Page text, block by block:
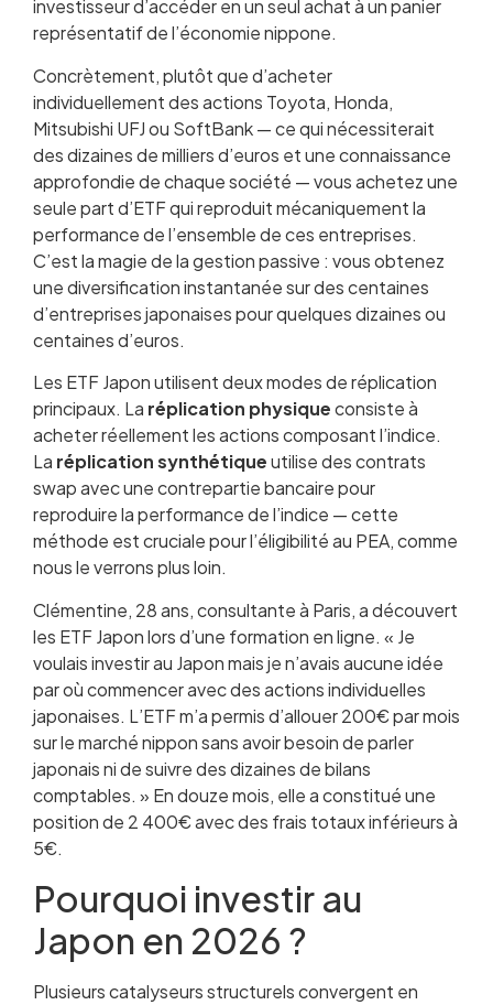
investisseur d’accéder en un seul achat à un panier
représentatif de l’économie nippone.
Concrètement, plutôt que d’acheter
individuellement des actions Toyota, Honda,
Mitsubishi UFJ ou SoftBank — ce qui nécessiterait
des dizaines de milliers d’euros et une connaissance
approfondie de chaque société — vous achetez une
seule part d’ETF qui reproduit mécaniquement la
performance de l’ensemble de ces entreprises.
C’est la magie de la gestion passive : vous obtenez
une diversification instantanée sur des centaines
d’entreprises japonaises pour quelques dizaines ou
centaines d’euros.
Les ETF Japon utilisent deux modes de réplication
principaux. La réplication physiqueconsiste à
acheter réellement les actions composant l’indice.
La réplication synthétiqueutilise des contrats
swap avec une contrepartie bancaire pour
reproduire la performance de l’indice — cette
méthode est cruciale pour l’éligibilité au PEA, comme
nous le verrons plus loin.
Clémentine, 28 ans, consultante à Paris, a découvert
les ETF Japon lors d’une formation en ligne. « Je
voulais investir au Japon mais je n’avais aucune idée
par où commencer avec des actions individuelles
japonaises. L’ETF m’a permis d’allouer 200€ par mois
sur le marché nippon sans avoir besoin de parler
japonais ni de suivre des dizaines de bilans
comptables. » En douze mois, elle a constitué une
position de 2 400€ avec des frais totaux inférieurs à
5€.
Pourquoi investir au
Japon en 2026 ?
Plusieurs catalyseurs structurels convergent en